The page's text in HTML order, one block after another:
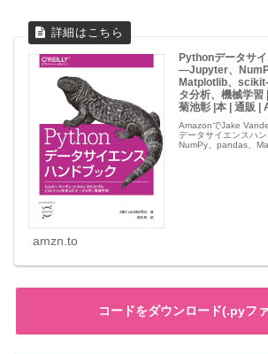
Pythonデータサ
―Jupyter、
Matplotlib、
タ分析、機械学
菊池彰 |本 | 通販 |
AmazonでJake
データサイエンスハ
NumPy、pandas、
amzn.to
コードをダウンロード(.pyフ